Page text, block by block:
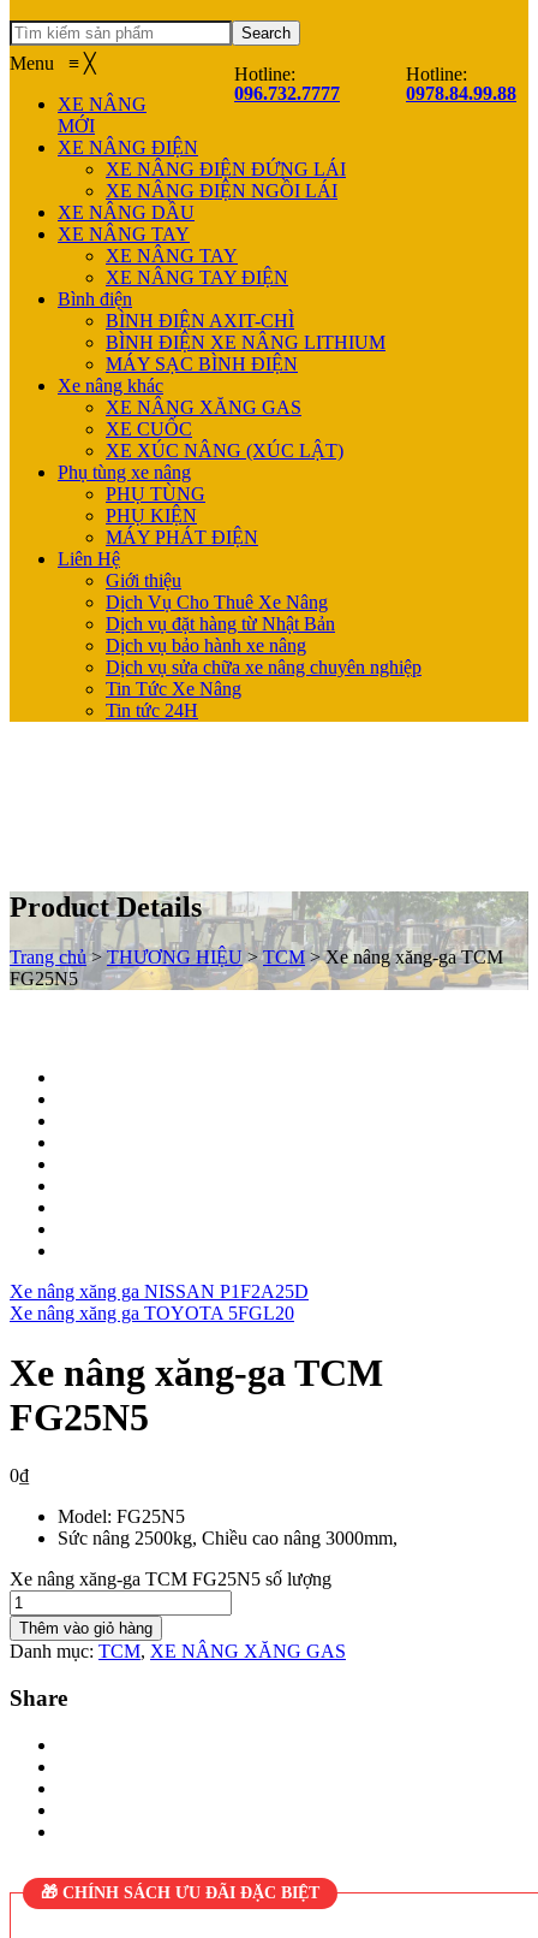
Search
Hotline:
096.732.7777
Hotline:
0978.84.99.88
Menu ≡ ╳
XE NÂNG
MỚI
XE NÂNG ĐIỆN
XE NÂNG ĐIỆN ĐỨNG LÁI
XE NÂNG ĐIỆN NGỒI LÁI
XE NÂNG DẦU
XE NÂNG TAY
XE NÂNG TAY
XE NÂNG TAY ĐIỆN
Bình điện
BÌNH ĐIỆN AXIT-CHÌ
BÌNH ĐIỆN XE NÂNG LITHIUM
MÁY SẠC BÌNH ĐIỆN
Xe nâng khác
XE NÂNG XĂNG GAS
XE CUỐC
XE XÚC NÂNG (XÚC LẬT)
Phụ tùng xe nâng
PHỤ TÙNG
PHỤ KIỆN
MÁY PHÁT ĐIỆN
Liên Hệ
Giới thiệu
Dịch Vụ Cho Thuê Xe Nâng
Dịch vụ đặt hàng từ Nhật Bản
Dịch vụ bảo hành xe nâng
Dịch vụ sửa chữa xe nâng chuyên nghiệp
Tin Tức Xe Nâng
Tin tức 24H
Product Details
Trang chủ > THƯƠNG HIỆU > TCM >Xe nâng xăng-ga TCM
FG25N5
Xe nâng xăng ga NISSAN P1F2A25D
Xe nâng xăng ga TOYOTA 5FGL20
Xe nâng xăng-ga TCM
FG25N5
0₫
Model: FG25N5
Sức nâng 2500kg, Chiều cao nâng 3000mm,
Xe nâng xăng-ga TCM FG25N5 số lượng
Thêm vào giỏ hàng
Danh mục: TCM, XE NÂNG XĂNG GAS
Share
🎁 CHÍNH SÁCH ƯU ĐÃI ĐẶC BIỆT